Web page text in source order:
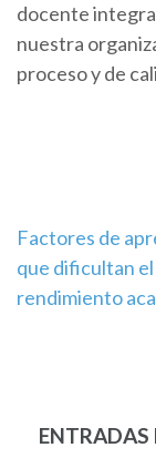
docente
nuestra
proceso y de
de
Factores de
que dificultan el
rendimiento
ENTRADAS